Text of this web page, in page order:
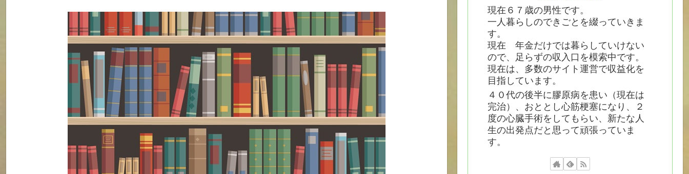
現在６７歳の男性です。
一人暮らしのできごとを綴っていきま
す。
現在 年金だけでは暮らしていけない
ので、足らずの収入口を模索中です。
現在は、多数のサイト運営で収益化を
目指しています。
４０代の後半に膠原病を患い（現在は
完治）、おととし心筋梗塞になり、２
度の心臓手術をしてもらい、新たな人
生の出発点だと思って頑張っていま
す。